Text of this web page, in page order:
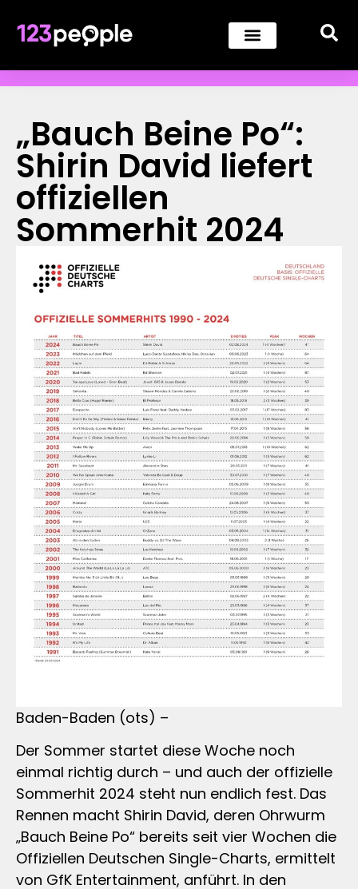
„Bauch Beine Po“:
Shirin David liefert
offiziellen
Sommerhit 2024
Baden-Baden (ots) –
Der Sommer startet diese Woche noch
einmal richtig durch – und auch der offizielle
Sommerhit 2024 steht nun endlich fest. Das
Rennen macht Shirin David, deren Ohrwurm
„Bauch Beine Po“ bereits seit vier Wochen die
Offiziellen Deutschen Single-Charts, ermittelt
von GfK Entertainment, anführt. In den